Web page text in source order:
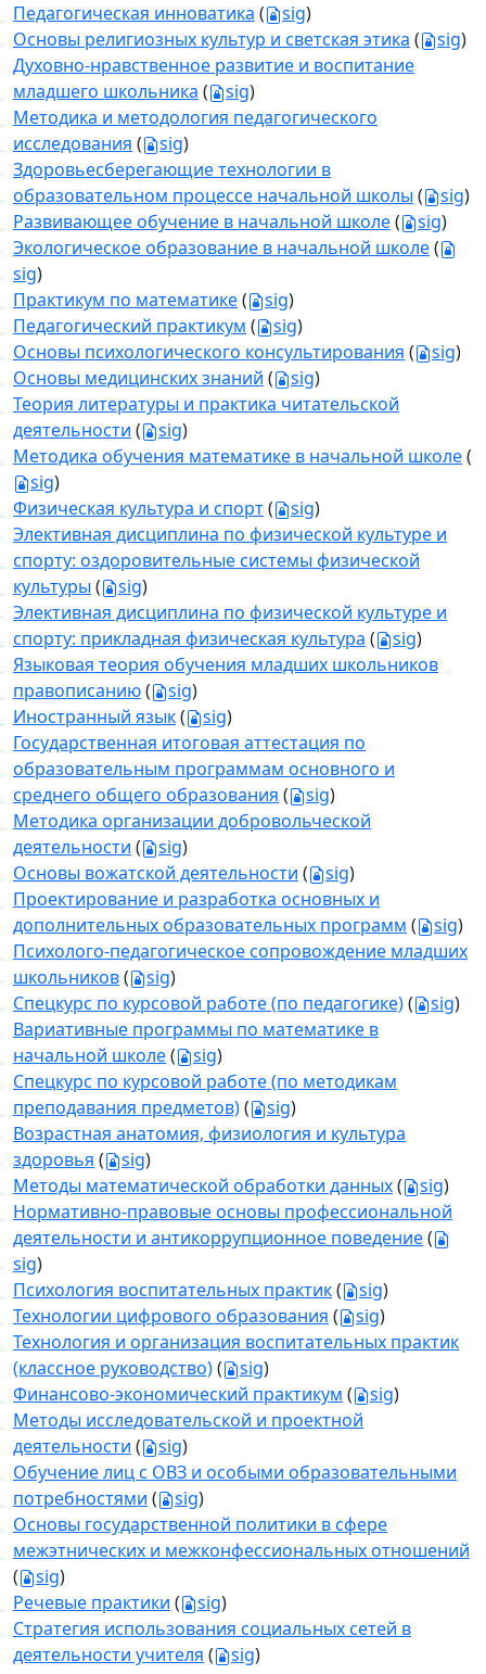
Педагогическая инноватика ( sig)
Основы религиозных культур и светская этика ( sig)
Духовно-нравственное развитие и воспитание
младшего школьника ( sig)
Методика и методология педагогического
исследования ( sig)
Здоровьесберегающие технологии в
образовательном процессе начальной школы ( sig)
Развивающее обучение в начальной школе( sig)
Экологическое образование в начальной школе(
sig)
Практикум по математике( sig)
Педагогический практикум ( sig)
Основы психологического консультирования ( sig)
Основы медицинских знаний ( sig)
Теория литературы и практика читательской
деятельности ( sig)
Методика обучения математике в начальной школе(
sig)
Физическая культура и спорт( sig)
Элективная дисциплина по физической культуре и
спорту: оздоровительные системы физической
культуры ( sig)
Элективная дисциплина по физической культуре и
спорту: прикладная физическая культура ( sig)
Языковая теория обучения младших школьников
правописанию( sig)
Иностранный язык( sig)
Государственная итоговая аттестация по
образовательным программам основного и
среднего общего образования ( sig)
Методика организации добровольческой
деятельности ( sig)
Основы вожатской деятельности ( sig)
Проектирование и разработка основных и
дополнительных образовательных программ ( sig)
Психолого-педагогическое сопровождение младших
школьников( sig)
Спецкурс по курсовой работе (по педагогике)( sig)
Вариативные программы по математике в
начальной школе( sig)
Спецкурс по курсовой работе (по методикам
преподавания предметов)( sig)
Возрастная анатомия, физиология и культура
здоровья ( sig)
Методы математической обработки данных( sig)
Нормативно-правовые основы профессиональной
деятельности и антикоррупционное поведение(
sig)
Психология воспитательных практик( sig)
Технологии цифрового образования ( sig)
Технология и организация воспитательных практик
(классное руководство)( sig)
Финансово-экономический практикум ( sig)
Методы исследовательской и проектной
деятельности ( sig)
Обучение лиц с ОВЗ и особыми образовательными
потребностями ( sig)
Основы государственной политики в сфере
межэтнических и межконфессиональных отношений
(
sig)
Речевые практики ( sig)
Стратегия использования социальных сетей в
деятельности учителя ( sig)